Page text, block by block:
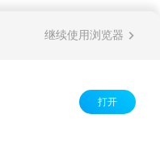
继续使用浏览器
打开